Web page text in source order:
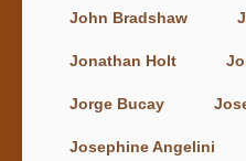
John Bradshaw
Jonathan Holt
Jorge Bucay
Josephine Angelini